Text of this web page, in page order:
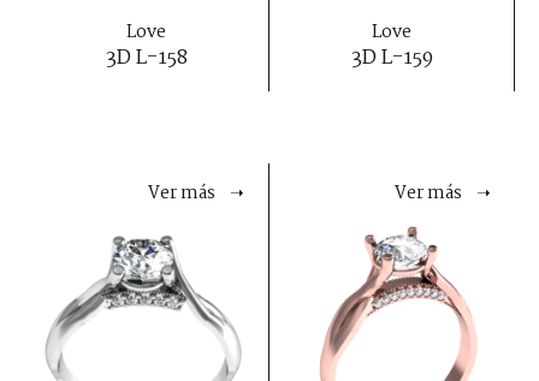
Love
3D L-158
Love
3D L-159
Ver más ➝ Ver más ➝